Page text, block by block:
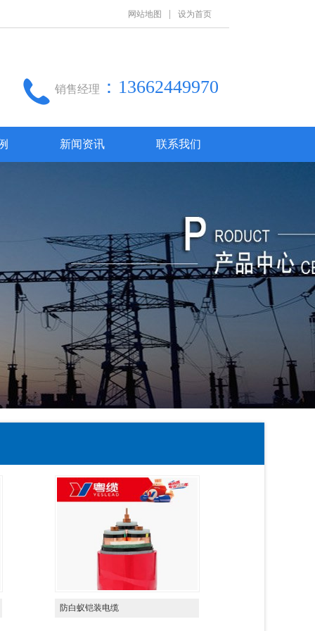
网站地图 设为首页
销售经理 ：13662449970
新闻资讯 联系我们
防白蚁铠装电缆